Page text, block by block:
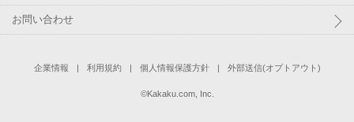
お問い合わせ
企業情報 利用規約 個人情報保護方針 外部送信(オプトアウト)
©Kakaku.com, Inc.